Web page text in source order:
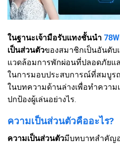
ในฐานะเจ้ามือรับแทงชั้นนำ
เป็นส่วนตัวของสมาชิกเป็นอันดับ
แวดล้อมการพักผ่อนที่ปลอดภัยแ
ในการมอบประสบการณ์ที่สมบูร
ในบทความด้านล่างเพื่อทำความ
ปกป้องผู้เล่นอย่างไร.
ความเป็นส่วนตัวคืออะไร?
ความเป็นส่วนตัวมีบทบาทสำคัญ